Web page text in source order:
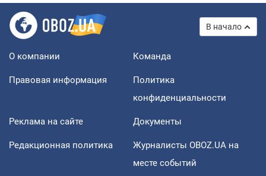
В начало
О компании Команда
Правовая информация
Политика
конфиденциальности
Реклама на сайте Документы
Редакционная политика
Журналисты OBOZ.UA на
месте событий